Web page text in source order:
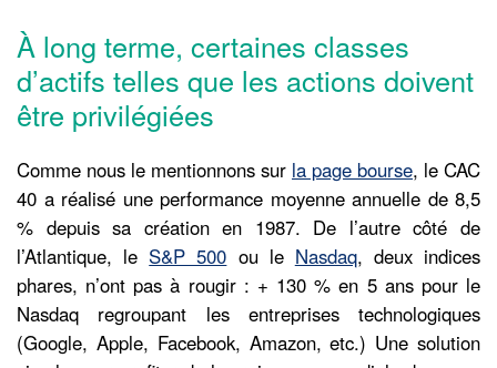
À long terme, certaines classes
d’actifs telles que les actions doivent
être privilégiées
Comme nous le mentionnons sur la page bourse, le CAC
40 a réalisé une performance moyenne annuelle de 8,5
% depuis sa création en 1987. De l’autre côté de
l’Atlantique, le S&P 500 ou le Nasdaq, deux indices
phares, n’ont pas à rougir : + 130 % en 5 ans pour le
Nasdaq regroupant les entreprises technologiques
(Google, Apple, Facebook, Amazon, etc.) Une solution